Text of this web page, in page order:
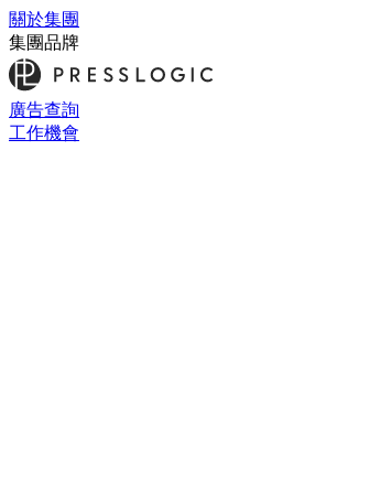
關於集團
集團品牌
廣告查詢
工作機會